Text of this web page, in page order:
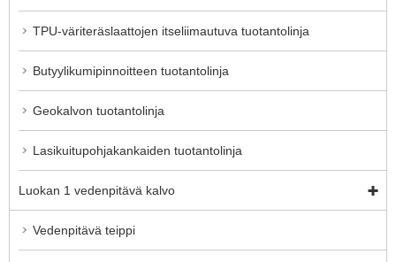
TPU-väriteräslaattojen itseliimautuva tuotantolinja
Butyylikumipinnoitteen tuotantolinja
Geokalvon tuotantolinja
Lasikuitupohjakankaiden tuotantolinja
Luokan 1 vedenpitävä kalvo
Vedenpitävä teippi